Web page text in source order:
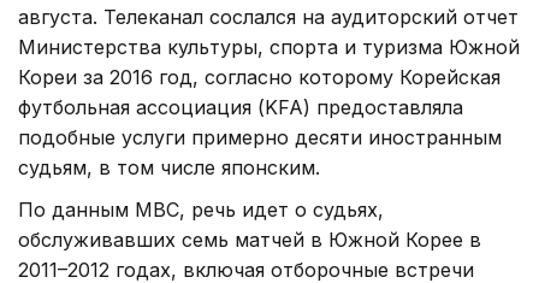
августа. Телеканал сослался на аудиторский отчет
Министерства культуры, спорта и туризма Южной
Кореи за 2016 год, согласно которому Корейская
футбольная ассоциация (KFA) предоставляла
подобные услуги примерно десяти иностранным
судьям, в том числе японским.
По данным MBC, речь идет о судьях,
обслуживавших семь матчей в Южной Корее в
2011–2012 годах, включая отборочные встречи